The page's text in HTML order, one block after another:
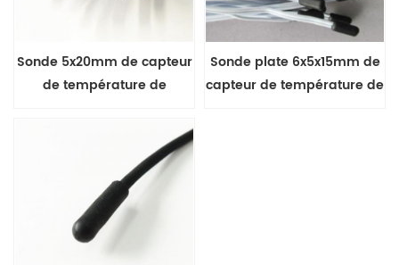
Sonde 5x20mm de capteur
de température de
Sonde plate 6x5x15mm de
capteur de température de